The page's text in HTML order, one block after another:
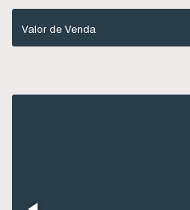
Valor de Venda